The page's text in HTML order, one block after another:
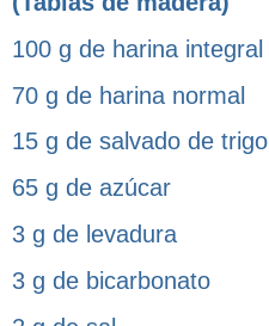
100 g de harina integral
70 g de harina normal
15 g de salvado de trigo
65 g de azúcar
3 g de levadura
3 g de bicarbonato